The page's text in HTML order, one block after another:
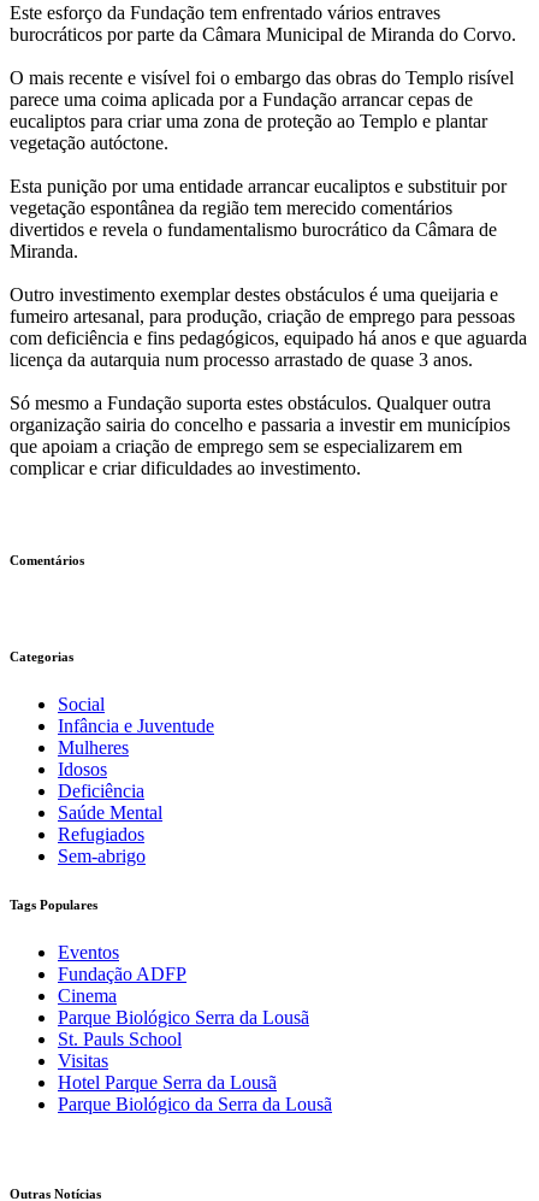
Este esforço da Fundação tem enfrentado vários entraves
burocráticos por parte da Câmara Municipal de Miranda do Corvo.
O mais recente e visível foi o embargo das obras do Templo risível
parece uma coima aplicada por a Fundação arrancar cepas de
eucaliptos para criar uma zona de proteção ao Templo e plantar
vegetação autóctone.
Esta punição por uma entidade arrancar eucaliptos e substituir por
vegetação espontânea da região tem merecido comentários
divertidos e revela o fundamentalismo burocrático da Câmara de
Miranda.
Outro investimento exemplar destes obstáculos é uma queijaria e
fumeiro artesanal, para produção, criação de emprego para pessoas
com deficiência e fins pedagógicos, equipado há anos e que aguarda
licença da autarquia num processo arrastado de quase 3 anos.
Só mesmo a Fundação suporta estes obstáculos. Qualquer outra
organização sairia do concelho e passaria a investir em municípios
que apoiam a criação de emprego sem se especializarem em
complicar e criar dificuldades ao investimento.
Comentários
Categorias
Social
Infância e Juventude
Mulheres
Idosos
Deficiência
Saúde Mental
Refugiados
Sem-abrigo
Tags Populares
Eventos
Fundação ADFP
Cinema
Parque Biológico Serra da Lousã
St. Pauls School
Visitas
Hotel Parque Serra da Lousã
Parque Biológico da Serra da Lousã
Outras Notícias